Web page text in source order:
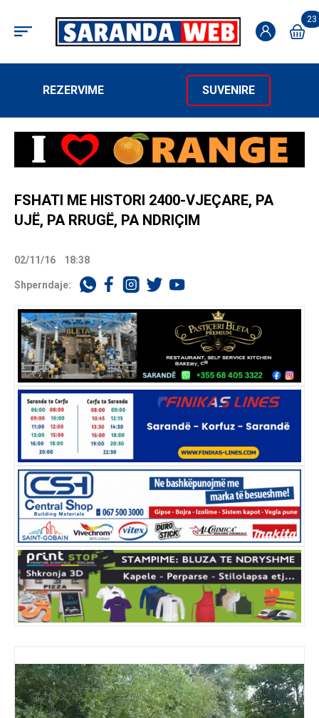
23
REZERVIME SUVENIRE
FSHATI ME HISTORI 2400-VJEÇARE, PA
UJË, PA RRUGË, PA NDRIÇIM
02/11/16 18:38
Shperndaje: